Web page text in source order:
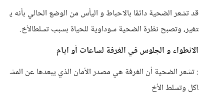
قد تشعر الضحية دائمًا بالاحباط و اليأس من الوضع الحالي بأنه ي
تغير، وتصبح نظرة الضحية سوداوية للحياة بسبب تسلطالأخ.
الانطواء و الجلوس في الغرفة لساعات أو ايام
: تشعر الضحية أن الغرفة هي مصدر الأمان الذي يبعدها عن المش
اكل وتسلط الأخ